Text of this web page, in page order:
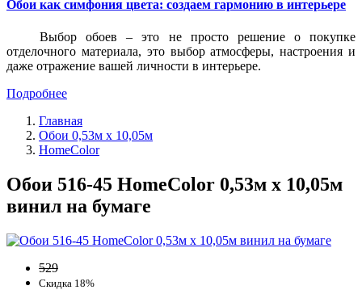
Обои как симфония цвета: создаем гармонию в интерьере
Выбор обоев – это не просто решение о покупке
отделочного материала, это выбор атмосферы, настроения и
даже отражение вашей личности в интерьере.
Подробнее
Главная
Обои 0,53м x 10,05м
HomeColor
Обои 516-45 HomeColor 0,53м x 10,05м
винил на бумаге
529
Скидка 18%